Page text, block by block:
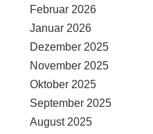
Februar 2026
Januar 2026
Dezember 2025
November 2025
Oktober 2025
September 2025
August 2025